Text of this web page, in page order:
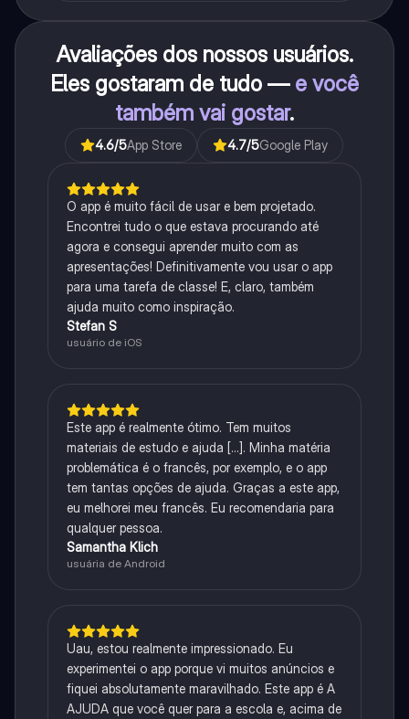
Avaliações dos nossos usuários.
Eles gostaram de tudo — e você
também vai gostar.
4.6/5App Store 4.7/5Google Play
O app é muito fácil de usar e bem projetado.
Encontrei tudo o que estava procurando até
agora e consegui aprender muito com as
apresentações! Definitivamente vou usar o app
para uma tarefa de classe! E, claro, também
ajuda muito como inspiração.
Stefan S
usuário de iOS
Este app é realmente ótimo. Tem muitos
materiais de estudo e ajuda [...]. Minha matéria
problemática é o francês, por exemplo, e o app
tem tantas opções de ajuda. Graças a este app,
eu melhorei meu francês. Eu recomendaria para
qualquer pessoa.
Samantha Klich
usuária de Android
Uau, estou realmente impressionado. Eu
experimentei o app porque vi muitos anúncios e
fiquei absolutamente maravilhado. Este app é A
AJUDA que você quer para a escola e, acima de